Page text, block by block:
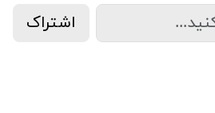
اشتراک